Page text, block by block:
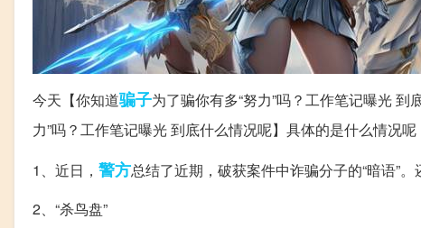
今天【你知道骗子为了骗你有多“努力”吗？工作笔记曝光
力”吗？工作笔记曝光 到底什么情况呢】具体的是什么情况
1、近日， 警方总结了近期，破获案件中诈骗分子的“暗语”
2、“杀鸟盘”